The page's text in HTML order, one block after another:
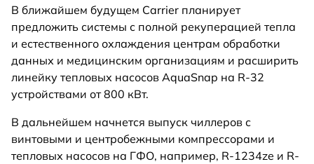
В ближайшем будущем Carrier планирует
предложить системы с полной рекуперацией тепла
и естественного охлаждения центрам обработки
данных и медицинским организациям и расширить
линейку тепловых насосов AquaSnap на R-32
устройствами от 800 кВт.
В дальнейшем начнется выпуск чиллеров с
винтовыми и центробежными компрессорами и
тепловых насосов на ГФО, например, R-1234ze и R-